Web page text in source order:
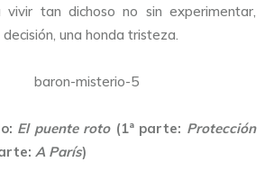
vivir tan dichoso no sin experimentar,
una honda tristeza.
El puente roto(1ª parte: Protección
A París)